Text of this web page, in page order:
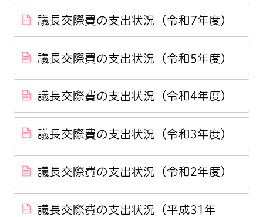
議長交際費の支出状況（令和7年度）
議長交際費の支出状況（令和5年度）
議長交際費の支出状況（令和4年度）
議長交際費の支出状況（令和3年度）
議長交際費の支出状況（令和2年度）
議長交際費の支出状況（平成31年